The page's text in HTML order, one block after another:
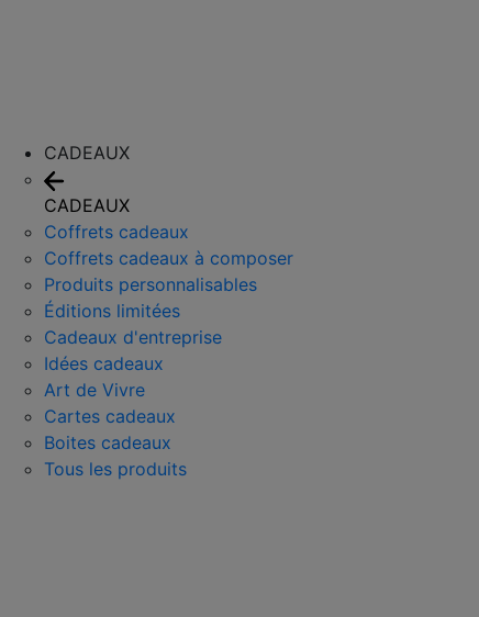
CADEAUX
CADEAUX
Coffrets cadeaux
Coffrets cadeaux à composer
Produits personnalisables
Éditions limitées
Cadeaux d'entreprise
Idées cadeaux
Art de Vivre
Cartes cadeaux
Boites cadeaux
Tous les produits